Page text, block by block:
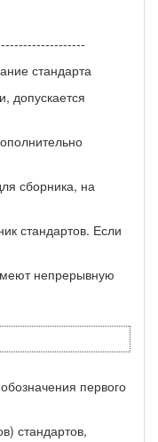
стандарта
допускается
сборника, на
стандартов. Если
непрерывную
первого
стандартов,